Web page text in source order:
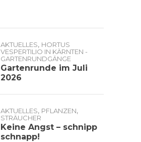
AKTUELLES, HORTUS
VESPERTILIO IN KÄRNTEN -
GARTENRUNDGÄNGE
Gartenrunde im Juli
2026
AKTUELLES, PFLANZEN,
STRÄUCHER
Keine Angst – schnipp
schnapp!